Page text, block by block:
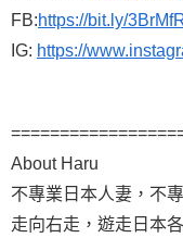
FB:https://bit.ly/
IG: https://
About Haru
不專業日本人妻，不
走向右走，遊走日本